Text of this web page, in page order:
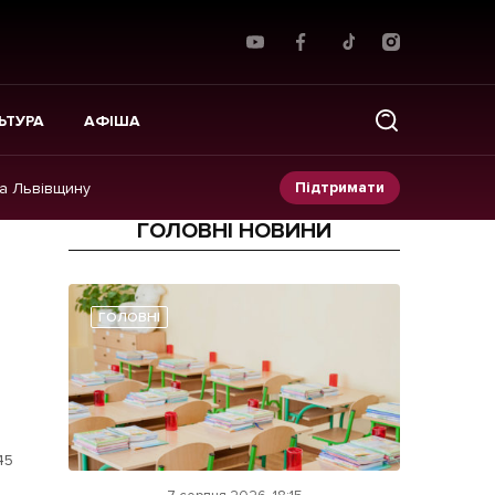
АФІША
Львівщину Підтримати
Прес-релізи
Фото/Відео
Made in Lviv
ГОЛОВНІ НОВИНИ
ГОЛОВНІ